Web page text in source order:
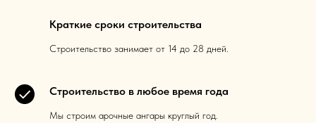
Краткие сроки строительства
Строительство занимает от 14 до 28 дней.
Строительство в любое время года
Мы строим арочные ангары круглый год.